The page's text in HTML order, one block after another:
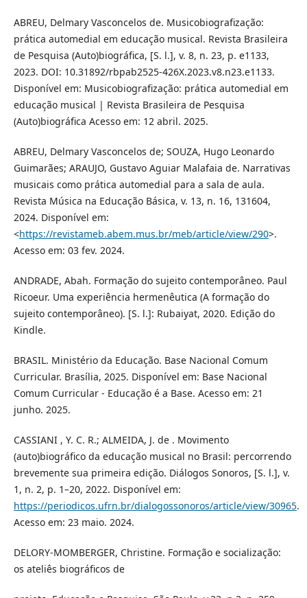
ABREU, Delmary Vasconcelos de. Musicobiografização:
prática automedial em educação musical. Revista Brasileira
de Pesquisa (Auto)biográfica, [S. l.], v. 8, n. 23, p. e1133,
2023. DOI: 10.31892/rbpab2525-426X.2023.v8.n23.e1133.
Disponível em: Musicobiografização: prática automedial em
educação musical | Revista Brasileira de Pesquisa
(Auto)biográfica Acesso em: 12 abril. 2025.
ABREU, Delmary Vasconcelos de; SOUZA, Hugo Leonardo
Guimarães; ARAUJO, Gustavo Aguiar Malafaia de. Narrativas
musicais como prática automedial para a sala de aula.
Revista Música na Educação Básica, v. 13, n. 16, 131604,
2024. Disponível em:
<https://revistameb.abem.mus.br/meb/article/view/290>.
Acesso em: 03 fev. 2024.
ANDRADE, Abah. Formação do sujeito contemporâneo. Paul
Ricoeur. Uma experiência hermenêutica (A formação do
sujeito contemporâneo). [S. l.]: Rubaiyat, 2020. Edição do
Kindle.
BRASIL. Ministério da Educação. Base Nacional Comum
Curricular. Brasília, 2025. Disponível em: Base Nacional
Comum Curricular - Educação é a Base. Acesso em: 21
junho. 2025.
CASSIANI , Y. C. R.; ALMEIDA, J. de . Movimento
(auto)biográfico da educação musical no Brasil: percorrendo
brevemente sua primeira edição. Diálogos Sonoros, [S. l.], v.
1, n. 2, p. 1–20, 2022. Disponível em:
https://periodicos.ufrn.br/dialogossonoros/article/view/30965.
Acesso em: 23 maio. 2024.
DELORY-MOMBERGER, Christine. Formação e socialização:
os ateliês biográficos de